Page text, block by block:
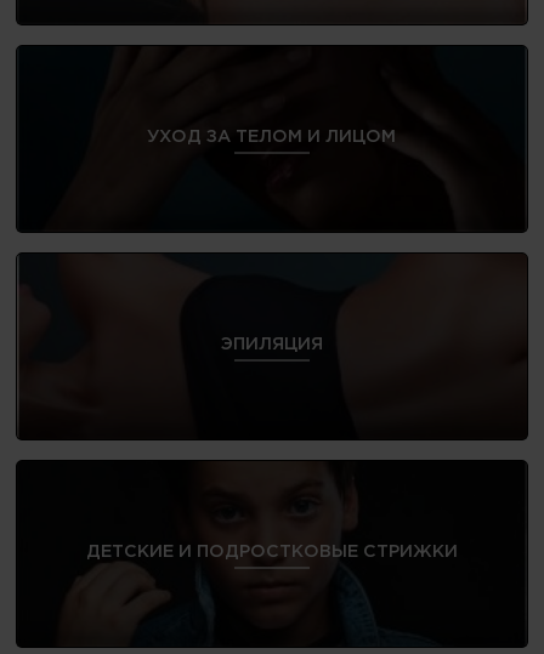
УХОД ЗА ТЕЛОМ И ЛИЦОМ
ЭПИЛЯЦИЯ
ДЕТСКИЕ И ПОДРОСТКОВЫЕ СТРИЖКИ